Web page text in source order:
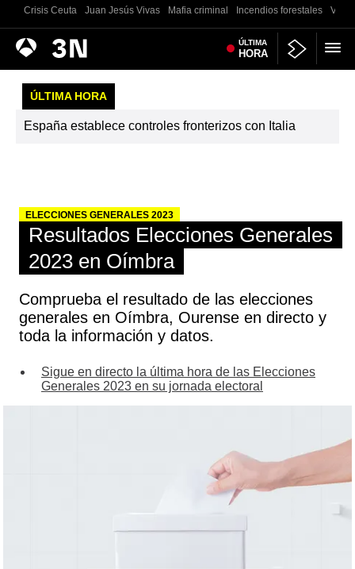
Crisis Ceuta Juan Jesús Vivas Mafia criminal Incendios forestales
Antena
3
Noticias ÚLTIMA
HORA
ÚLTIMA HORA
España establece controles fronterizos con Italia
ELECCIONES GENERALES 2023
Resultados Elecciones Generales
2023 en Oímbra
Comprueba el resultado de las elecciones
generales en Oímbra, Ourense en directo y
toda la información y datos.
Sigue en directo la última hora de las Elecciones
Generales 2023 en su jornada electoral